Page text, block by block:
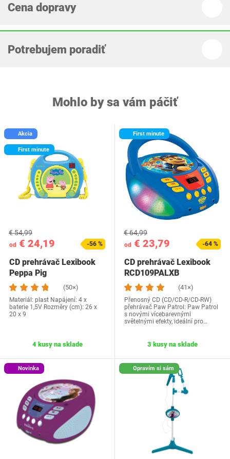
Cena dopravy
Potrebujem poradiť
Mohlo by sa vám páčiť
Akcia
First minute
od € 24,19
€ 54,99
-56 %
CD prehrávač Lexibook
Peppa Pig
(50×)
Materiál: plast Napájení: 4 x
baterie 1,5V Rozměry (cm): 26 x
20 x 9
4 kusy na sklade
First minute
od € 23,79
€ 64,99
-64 %
CD prehrávač Lexibook
RCD109PALXB
(41×)
Přenosný CD (CD/CD-R/CD-RW)
přehrávač Paw Patrol: Paw Patrol
s novými vícebarevnými
světelnými efekty, ideální pro…
3 kusy na sklade
Novinka Opravím si sám